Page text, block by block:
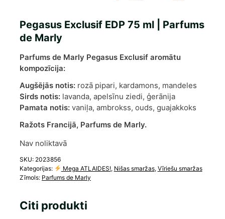
Pegasus Exclusif EDP 75 ml | Parfums
de Marly
Parfums de Marly Pegasus Exclusif aromātu
kompozīcija:
Augšējās notis: rozā pipari, kardamons, mandeles
Sirds notis: lavanda, apelsīnu ziedi, ģerānija
Pamata notis: vaniļa, ambrokss, ouds, guajakkoks
Ražots Francijā, Parfums de Marly.
Nav noliktavā
SKU: 2023856
Kategorijas:
Mega ATLAIDES!, Nišas smaržas, Vīriešu smaržas
Zīmols: Parfums de Marly
Citi produkti